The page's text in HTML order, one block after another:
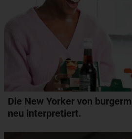
Die New Yorker von
neu interpretiert.